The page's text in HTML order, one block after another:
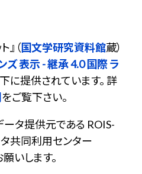
』（国文学研究資料館蔵）
ズ 表示 - 継承 4.0 国際 ラ
に提供されています。 詳
をご覧下さい。
ータ提供元である ROIS-
共同利用センター
いします。